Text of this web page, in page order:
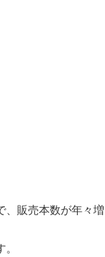
、販売本数が年々増